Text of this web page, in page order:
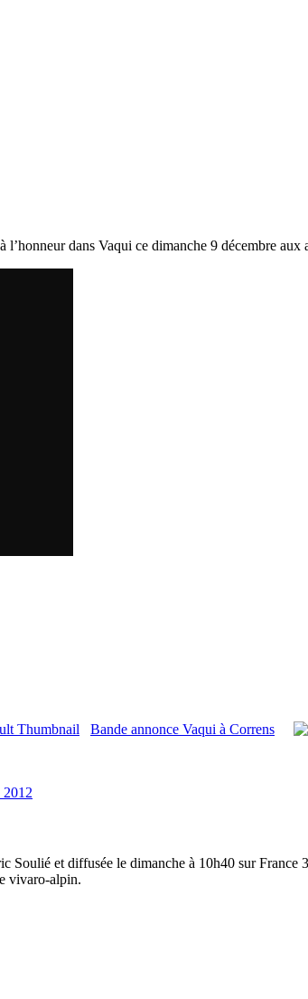
dans Vaqui ce dimanche 9 décembre aux
Bande annonce Vaqui à Correns
2012
Soulié et diffusée le dimanche à 10h40 sur
vivaro-alpin.